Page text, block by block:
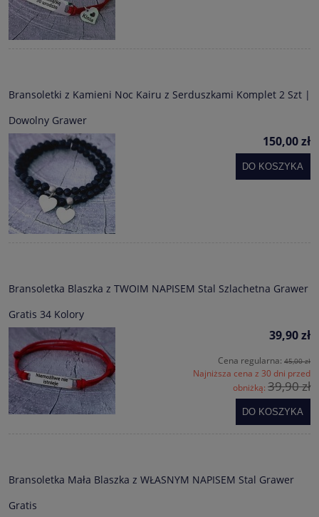
Bransoletki z Kamieni Noc Kairu z Serduszkami Komplet 2 Szt |
Dowolny Grawer
150,00 zł
DO KOSZYKA
Bransoletka Blaszka z TWOIM NAPISEM Stal Szlachetna Grawer
Gratis 34 Kolory
39,90 zł
Cena regularna: 45,00 zł
Najniższa cena z 30 dni przed
obniżką: 39,90 zł
DO KOSZYKA
Bransoletka Mała Blaszka z WŁASNYM NAPISEM Stal Grawer
Gratis